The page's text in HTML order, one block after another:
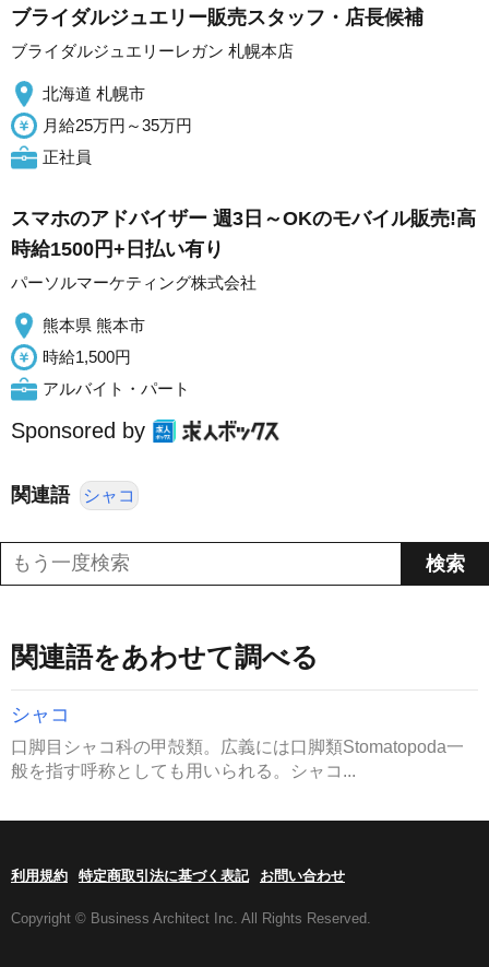
ブライダルジュエリー販売スタッフ・店長候補
ブライダルジュエリーレガン 札幌本店
北海道 札幌市
月給25万円～35万円
正社員
スマホのアドバイザー 週3日～OKのモバイル販売!高
時給1500円+日払い有り
パーソルマーケティング株式会社
熊本県 熊本市
時給1,500円
アルバイト・パート
Sponsored by
関連語 シャコ
関連語をあわせて調べる
シャコ
口脚目シャコ科の甲殻類。広義には口脚類Stomatopoda一
般を指す呼称としても用いられる。シャコ...
利用規約 特定商取引法に基づく表記 お問い合わせ
Copyright © Business Architect Inc. All Rights Reserved.